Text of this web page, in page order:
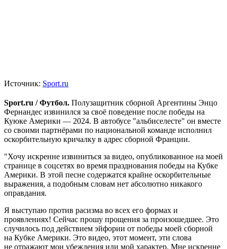
Источник: Sport.ru
Sport.ru / Футбол. Полузащитник сборной Аргентины Энцо
Фернандес извинился за своё поведение после победы на
Куюке Америки — 2024. В автобусе "альбиселесте" он вместе
со своими партнёрами по национальной команде исполнил
оскорбительную кричалку в адрес сборной Франции.
"Хочу искренне извиниться за видео, опубликованное на моей
странице в соцсетях во время празднования победы на Кубке
Америки. В этой песне содержатся крайне оскорбительные
выражения, а подобным словам нет абсолютно никакого
оправдания.
Я выступаю против расизма во всех его формах и
проявлениях! Сейчас прошу прощения за произошедшее. Это
случилось под действием эйфории от победы моей сборной
на Кубке Америки. Это видео, этот момент, эти слова
не отражают мои убеждения или мой характер. Мне искренне